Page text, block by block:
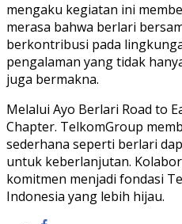
mengaku kegiatan ini
merasa bahwa berlari
berkontribusi pada
pengalaman yang tidak
juga bermakna.
Melalui Ayo Berlari Road to
Chapter. TelkomGroup
sederhana seperti berlari
untuk keberlanjutan.
komitmen menjadi fondasi
Indonesia yang lebih hijau.